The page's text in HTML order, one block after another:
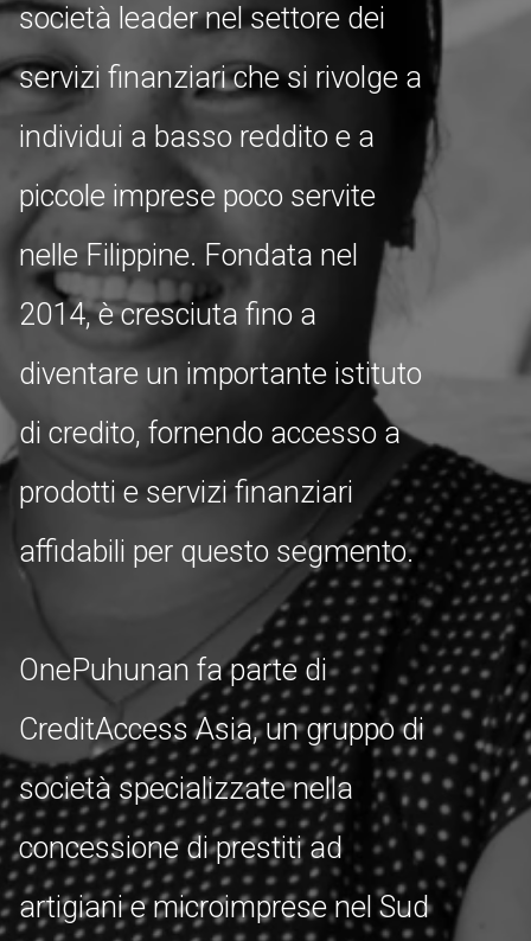
società leader nel settore dei
servizi finanziari che si rivolge a
individui a basso reddito e a
piccole imprese poco servite
nelle Filippine. Fondata nel
2014, è cresciuta fino a
diventare un importante istituto
di credito, fornendo accesso a
prodotti e servizi finanziari
affidabili per questo segmento.
OnePuhunan fa parte di
CreditAccess Asia, un gruppo di
società specializzate nella
concessione di prestiti ad
artigiani e microimprese nel Sud